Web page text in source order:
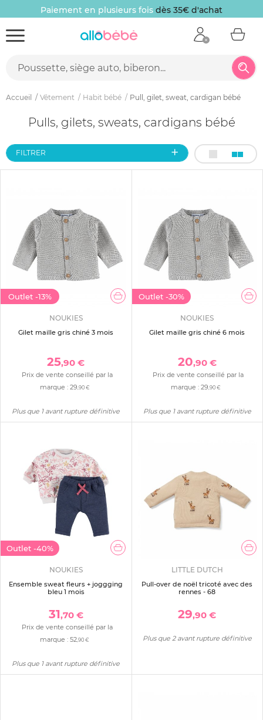
Paiement en plusieurs fois dès 35€ d'achat
Accueil Vêtement Habit bébé Pull, gilet, sweat, cardigan bébé
Pulls, gilets, sweats, cardigans bébé
FILTRER
Outlet -13%
NOUKIES
Gilet maille gris chiné 3 mois
25,90 €
Prix de vente conseillé par la
marque : 29 ,90 €
Plus que 1 avant rupture définitive
Outlet -30%
NOUKIES
Gilet maille gris chiné 6 mois
20,90 €
Prix de vente conseillé par la
marque :29,90 €
Plus que 1 avant rupture définitive
Outlet -40%
NOUKIES
Ensemble sweat fleurs + joggging
bleu 1 mois
31,70 €
Prix de vente conseillé par la
marque :52 ,90 €
Plus que 1 avant rupture définitive
LITTLE DUTCH
Pull-over de noël tricoté avec des
rennes - 68
29,90 €
Plus que 2 avant rupture définitive